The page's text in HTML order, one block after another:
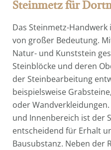
Steinmetz für
Das Steinmetz-
von großer Bedeutung.
Natur- und Kunststein
Steinblöcke und deren
der Steinbearbeitung
beispielsweise
oder
und Innenbereich ist der
entscheidend für Erhalt
Bausubstanz. Neben der